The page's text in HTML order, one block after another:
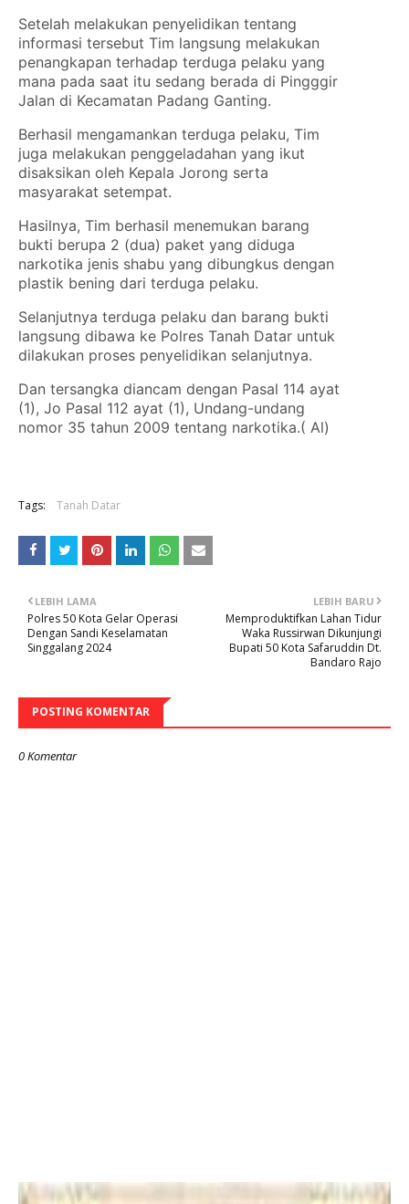
Setelah melakukan penyelidikan tentang
informasi tersebut Tim langsung melakukan
penangkapan terhadap terduga pelaku yang
mana pada saat itu sedang berada di Pingggir
Jalan di Kecamatan Padang Ganting.
Berhasil mengamankan terduga pelaku, Tim
juga melakukan penggeladahan yang ikut
disaksikan oleh Kepala Jorong serta
masyarakat setempat.
Hasilnya, Tim berhasil menemukan barang
bukti berupa 2 (dua) paket yang diduga
narkotika jenis shabu yang dibungkus dengan
plastik bening dari terduga pelaku.
Selanjutnya terduga pelaku dan barang bukti
langsung dibawa ke Polres Tanah Datar untuk
dilakukan proses penyelidikan selanjutnya.
Dan tersangka diancam dengan Pasal 114 ayat
(1), Jo Pasal 112 ayat (1), Undang-undang
nomor 35 tahun 2009 tentang narkotika.( Al)
Tags: Tanah Datar
LEBIH BARU
Memproduktifkan Lahan Tidur
Waka Russirwan Dikunjungi
Bupati 50 Kota Safaruddin Dt.
Bandaro Rajo
LEBIH LAMA
Polres 50 Kota Gelar Operasi
Dengan Sandi Keselamatan
Singgalang 2024
POSTING KOMENTAR
0 Komentar